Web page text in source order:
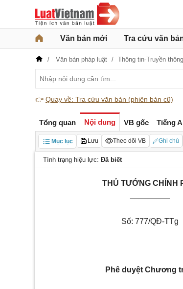
Văn bản mới Tra cứu văn
Văn bản pháp luật Thông tin-Truyền thông
👉 Quay về: Tra cứu văn bản (phiên bản cũ)
Tổng quan Nội dung VB gốc Tiếng
Mục lục Lưu Theo dõi VB Ghi chú
Tình trạng hiệu lực: Đã biết
THỦ TƯỚNG CHÍNH
Số: 777/QĐ-TTg
Phê duyệt Chương